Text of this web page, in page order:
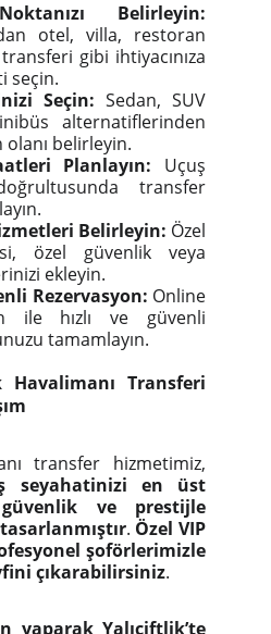
Belirleyin:
otel, villa, restoran
gibi ihtiyacınıza
seçin.
Seçin: Sedan, SUV
alternatiflerinden
olanı belirleyin.
Planlayın: Uçuş
transfer
Belirleyin: Özel
özel güvenlik veya
ekleyin.
Rezervasyon: Online
ile hızlı ve güvenli
tamamlayın.
Havalimanı Transferi
transfer hizmetimiz,
seyahatinizi en üst
ve prestijle
. Özel VIP
şoförlerimizle
çıkarabilirsiniz.
yaparak Yalıçiftlik’te